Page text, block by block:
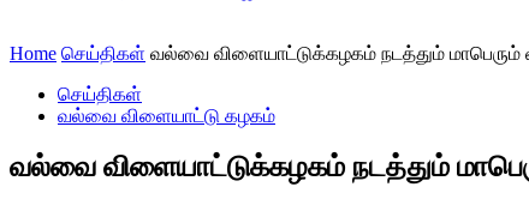
Home செய்திகள் வல்வை விளையாட்டுக்கழகம் நடத்தும் மாபெரும்
செய்திகள்
வல்வை விளையாட்டு கழகம்
வல்வை விளையாட்டுக்கழகம் நடத்தும்